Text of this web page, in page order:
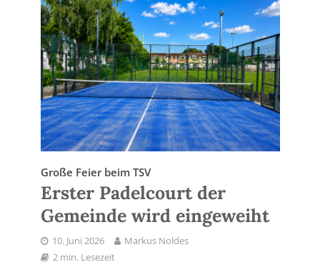
Große Feier beim TSV
Erster Padelcourt der
Gemeinde wird eingeweiht
10. Juni 2026
Markus Noldes
2 min. Lesezeit